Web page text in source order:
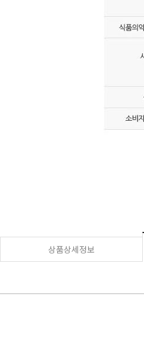
상품상세정보